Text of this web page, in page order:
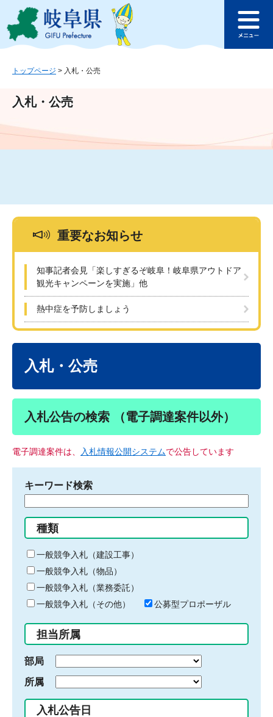
ジ
ュ
文
このページの本文へ
ュ
トップページ > 入札・公売
入札・公売
重要なお知らせ
知事記者会見「楽しすぎるぞ岐阜！岐阜県アウトドア
観光キャンペーンを実施」他
熱中症を予防しましょう
入札・公売
入札公告の検索 （電子調達案件以外）
電子調達案件は、 入札情報公開システムで公告しています
キーワード検索
る
キ
ー
ワ
ー
ド
入
力
種類
一般競争入札（建設工事）
一般競争入札（物品）
一般競争入札（業務委託）
一般競争入札（その他）
公募型プロポーザル
担当所属
部局
所属
入札公告日